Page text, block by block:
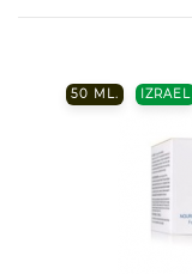
50 ML. IZRAEL